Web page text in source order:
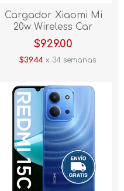
Cargador Xiaomi Mi
20w Wireless Car
Charger Negro
$929.00
$39.44 x 34 semanas